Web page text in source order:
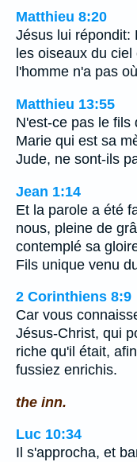
Matthieu 8:20
Jésus lui répondit:
les oiseaux du
l'homme n'a pas
Matthieu 13:55
N'est-ce pas le fils
Marie qui est sa
Jude, ne sont-ils
Jean 1:14
Et la parole a été
nous, pleine de
contemplé sa
Fils unique venu
2 Corinthiens 8:9
Car vous
Jésus-Christ, qui
riche qu'il était,
fussiez enrichis.
the inn.
Luc 10:34
Il s'approcha, et